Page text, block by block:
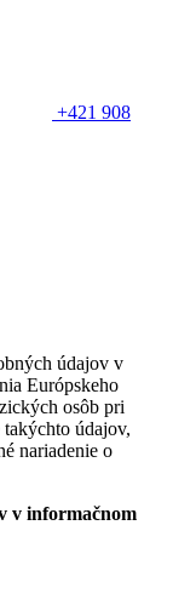
+421 908
údajov v
Európskeho
osôb pri
údajov,
nariadenie o
v informačnom